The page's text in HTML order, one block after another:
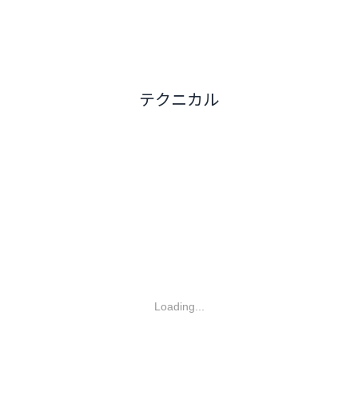
テクニカル
Loading...